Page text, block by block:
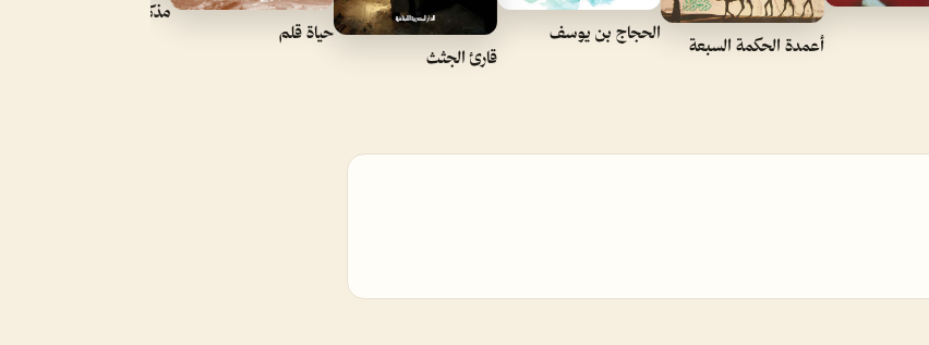
أعمدة الحكمة السبعة
الحجاج بن يوسف
قارئ الجثث
حياة قلم
مذكراتي